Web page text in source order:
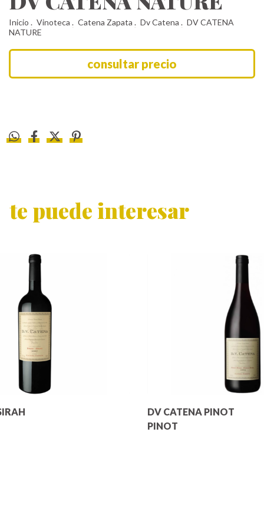
Inicio . Vinoteca . Catena Zapata . Dv Catena . DV CATENA
NATURE
te puede interesar
DV CATENA PINOT
PINOT